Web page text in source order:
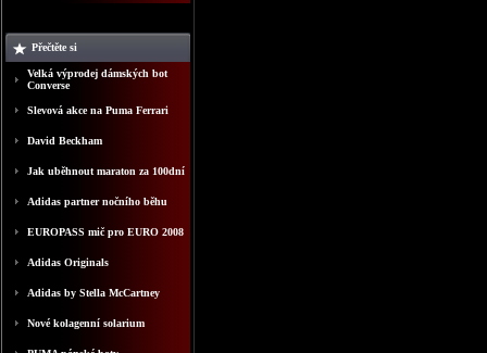
Přečtěte si
Velká výprodej dámských bot
Converse
Slevová akce na Puma Ferrari
David Beckham
Jak uběhnout maraton za 100dní
Adidas partner nočního běhu
EUROPASS mič pro EURO 2008
Adidas Originals
Adidas by Stella McCartney
Nové kolagenní solarium